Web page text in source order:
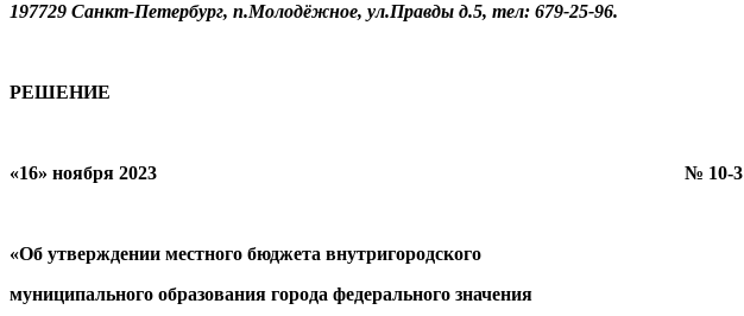
197729 Санкт-Петербург, п.Молодёжное, ул.Правды д.5, тел: 679-25-96.
РЕШЕНИЕ
«16» ноября 2023 № 10-3
«Об утверждении местного бюджета внутригородского
муниципального образования города федерального значения